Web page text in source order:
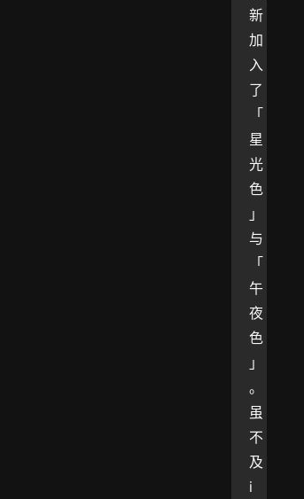
新
加
入
了
「
星
光
色
」
与
「
午
夜
色
」
。
虽
不
及
i